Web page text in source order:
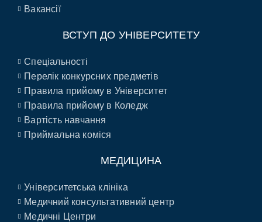
Вакансії
ВСТУП ДО УНІВЕРСИТЕТУ
Спеціальності
Перелік конкурсних предметів
Правила прийому в Університет
Правила прийому в Коледж
Вартість навчання
Приймальна коміся
МЕДИЦИНА
Університетська клініка
Медичний консультативний центр
Медичні Центри